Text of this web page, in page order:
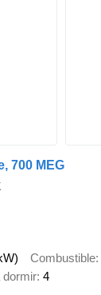
700 MEG
Combustible
dormir 4